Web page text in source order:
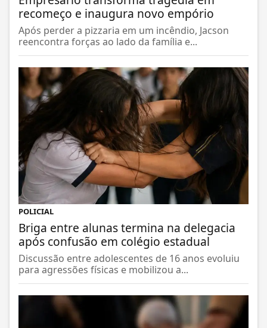
recomeço e inaugura novo empório
Após perder a pizzaria em um incêndio, Jacson
reencontra forças ao lado da família e...
POLICIAL
Briga entre alunas termina na delegacia
após confusão em colégio estadual
Discussão entre adolescentes de 16 anos evoluiu
para agressões físicas e mobilizou a...